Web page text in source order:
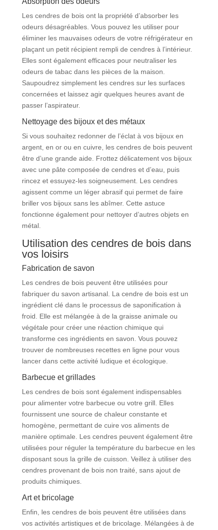
Les cendres de bois ont la propriété d’absorber les
odeurs désagréables. Vous pouvez les utiliser pour
éliminer les mauvaises odeurs de votre réfrigérateur en
plaçant un petit récipient rempli de cendres à l’intérieur.
Elles sont également efficaces pour neutraliser les
odeurs de tabac dans les pièces de la maison.
Saupoudrez simplement les cendres sur les surfaces
concernées et laissez agir quelques heures avant de
passer l’aspirateur.
Nettoyage des bijoux et des métaux
Si vous souhaitez redonner de l’éclat à vos bijoux en
argent, en or ou en cuivre, les cendres de bois peuvent
être d’une grande aide. Frottez délicatement vos bijoux
avec une pâte composée de cendres et d’eau, puis
rincez et essuyez-les soigneusement. Les cendres
agissent comme un léger abrasif qui permet de faire
briller vos bijoux sans les abîmer. Cette astuce
fonctionne également pour nettoyer d’autres objets en
métal.
Utilisation des cendres de bois dans
vos loisirs
Fabrication de savon
Les cendres de bois peuvent être utilisées pour
fabriquer du savon artisanal. La cendre de bois est un
ingrédient clé dans le processus de saponification à
froid. Elle est mélangée à de la graisse animale ou
végétale pour créer une réaction chimique qui
transforme ces ingrédients en savon. Vous pouvez
trouver de nombreuses recettes en ligne pour vous
lancer dans cette activité ludique et écologique.
Barbecue et grillades
Les cendres de bois sont également indispensables
pour alimenter votre barbecue ou votre grill. Elles
fournissent une source de chaleur constante et
homogène, permettant de cuire vos aliments de
manière optimale. Les cendres peuvent également être
utilisées pour réguler la température du barbecue en les
disposant sous la grille de cuisson. Veillez à utiliser des
cendres provenant de bois non traité, sans ajout de
produits chimiques.
Art et bricolage
Enfin, les cendres de bois peuvent être utilisées dans
vos activités artistiques et de bricolage. Mélangées à de